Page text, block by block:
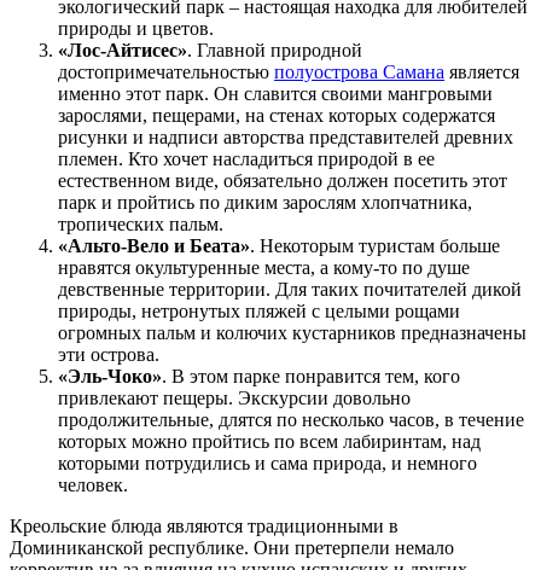
экологический парк – настоящая находка для любителей
природы и цветов.
«Лос-Айтисес». Главной природной
достопримечательностью полуострова Самана является
именно этот парк. Он славится своими мангровыми
зарослями, пещерами, на стенах которых содержатся
рисунки и надписи авторства представителей древних
племен. Кто хочет насладиться природой в ее
естественном виде, обязательно должен посетить этот
парк и пройтись по диким зарослям хлопчатника,
тропических пальм.
«Альто-Вело и Беата». Некоторым туристам больше
нравятся окультуренные места, а кому-то по душе
девственные территории. Для таких почитателей дикой
природы, нетронутых пляжей с целыми рощами
огромных пальм и колючих кустарников предназначены
эти острова.
«Эль-Чоко». В этом парке понравится тем, кого
привлекают пещеры. Экскурсии довольно
продолжительные, длятся по несколько часов, в течение
которых можно пройтись по всем лабиринтам, над
которыми потрудились и сама природа, и немного
человек.
Креольские блюда являются традиционными в
Доминиканской республике. Они претерпели немало